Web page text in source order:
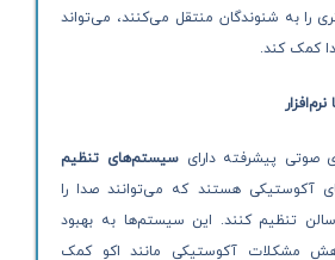
را به شنوندگان منتقل می‌کنند، می‌تواند
کمک کند.
صوتی پیشرفته دارای سیستم‌های تنظیم
آکوستیکی هستند که می‌توانند صدا را
تنظیم کنند. این سیستم‌ها به بهبود
مشکلات آکوستیکی مانند اکو کمک